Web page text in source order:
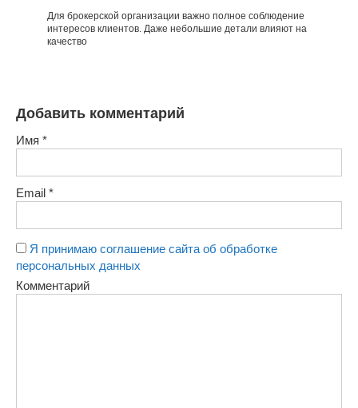
Для брокерской организации важно полное соблюдение
интересов клиентов. Даже небольшие детали влияют на
качество
Добавить комментарий
Имя *
Email *
Я принимаю соглашение сайта об обработке
персональных данных
Комментарий